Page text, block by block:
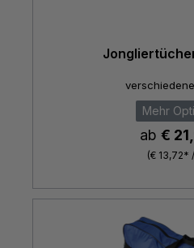
Mehr
ab €
(€ 13,72*